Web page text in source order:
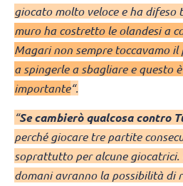
giocato molto veloce e ha difeso
muro ha costretto le olandesi a
Magari non sempre toccavamo
a spingerle a sbagliare e questo
importante“.
“Se cambierò qualcosa contro
perché giocare tre partite
soprattutto per alcune giocatrici.
domani avranno la possibilità di